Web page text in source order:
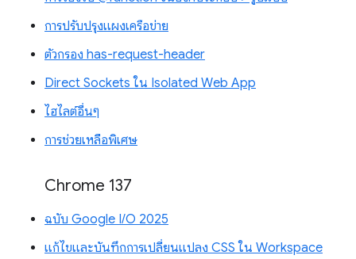
การปรับปรุงแผงเครือข่าย
ตัวกรอง has-request-header
Direct Sockets ใน Isolated Web App
ไฮไลต์อื่นๆ
การช่วยเหลือพิเศษ
Chrome 137
ฉบับ Google I/O 2025
แก้ไขและบันทึกการเปลี่ยนแปลง CSS ใน Workspace